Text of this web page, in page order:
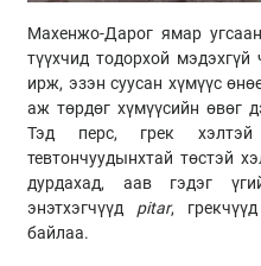
Махенжо-Дарог ямар
түүхчид тодорхой
ирж, эзэн суусан хүмүүс
аж төрдөг хүмүүсийн өвөг
Тэд перс, грек
тевтончуудынхтай төстэй
дурдахад, аав гэдэг
энэтхэгчүүд pitar, грекчүүд
байлаа.